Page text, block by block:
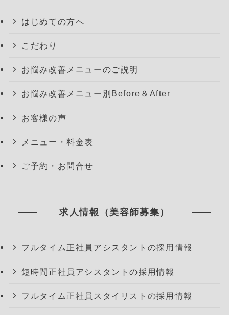
はじめての方へ
こだわり
お悩み改善メニューのご説明
お悩み改善メニュー別Before＆After
お客様の声
メニュー・料金表
ご予約・お問合せ
求人情報（美容師募集）
フルタイム正社員アシスタントの採用情報
短時間正社員アシスタントの採用情報
フルタイム正社員スタイリストの採用情報